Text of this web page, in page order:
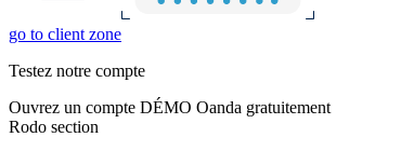
go to client zone
Testez notre compte
Ouvrez un compte DÉMO Oanda gratuitement
Rodo section